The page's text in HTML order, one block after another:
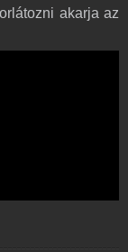
akarja az